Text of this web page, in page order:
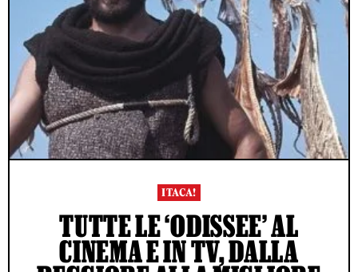
ITACA!
TUTTE LE ‘ODISSEE’ AL
CINEMA E IN TV, DALLA